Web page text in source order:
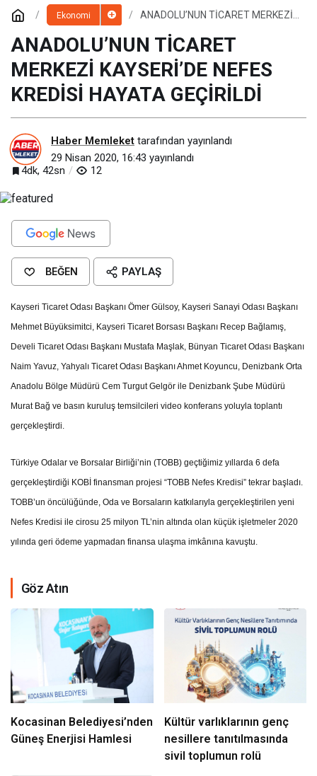
Ekonomi
ANADOLU’NUN TİCARET MERKEZİ
HAYATA GEÇİRİLDİ
ANADOLU’NUN TİCARET
MERKEZİ KAYSERİ’DE NEFES
KREDİSİ HAYATA GEÇİRİLDİ
Haber Memleket tarafından yayınlandı
29 Nisan 2020, 16:43 yayınlandı
4dk, 42sn
12
BEĞEN PAYLAŞ
Kayseri Ticaret Odası Başkanı Ömer Gülsoy, Kayseri Sanayi Odası Başkanı
Mehmet Büyüksimitci, Kayseri Ticaret Borsası Başkanı Recep Bağlamış,
Develi Ticaret Odası Başkanı Mustafa Maşlak, Bünyan Ticaret Odası Başkanı
Naim Yavuz, Yahyalı Ticaret Odası Başkanı Ahmet Koyuncu, Denizbank Orta
Anadolu Bölge Müdürü Cem Turgut Gelgör ile Denizbank Şube Müdürü
Murat Bağ ve basın kuruluş temsilcileri video konferans yoluyla toplantı
gerçekleştirdi.
Türkiye Odalar ve Borsalar Birliği’nin (TOBB) geçtiğimiz yıllarda 6 defa
gerçekleştirdiği KOBİ finansman projesi “TOBB Nefes Kredisi” tekrar başladı.
TOBB’un öncülüğünde, Oda ve Borsaların katkılarıyla gerçekleştirilen yeni
Nefes Kredisi ile cirosu 25 milyon TL’nin altında olan küçük işletmeler 2020
yılında geri ödeme yapmadan finansa ulaşma imkânına kavuştu.
Göz Atın
Kocasinan Belediyesi’nden
Güneş Enerjisi Hamlesi
Kültür varlıklarının genç
nesillere tanıtılmasında
sivil toplumun rolü